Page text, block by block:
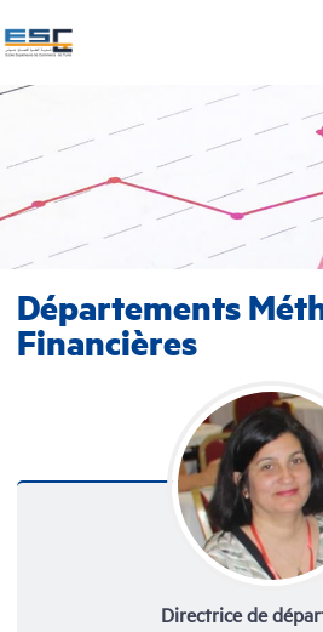
Départements
Financières
Directrice de